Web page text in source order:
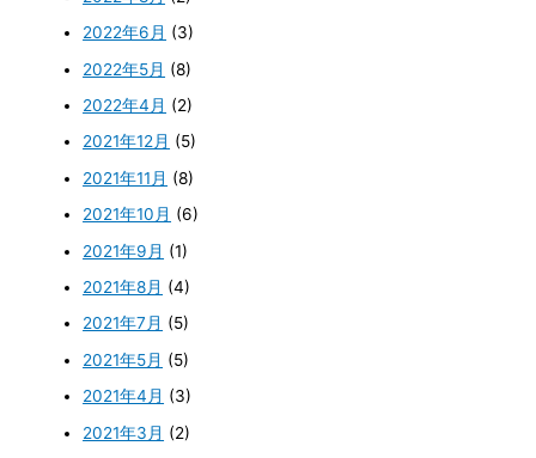
2022年6月 (3)
2022年5月 (8)
2022年4月 (2)
2021年12月 (5)
2021年11月 (8)
2021年10月 (6)
2021年9月 (1)
2021年8月 (4)
2021年7月 (5)
2021年5月 (5)
2021年4月 (3)
2021年3月 (2)